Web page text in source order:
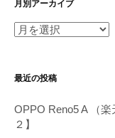
月別アーカイブ
月
ー
イ
ブ
最近の投稿
OPPO Reno5 A （
２】